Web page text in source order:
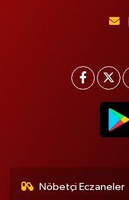
Nöbetçi Eczaneler